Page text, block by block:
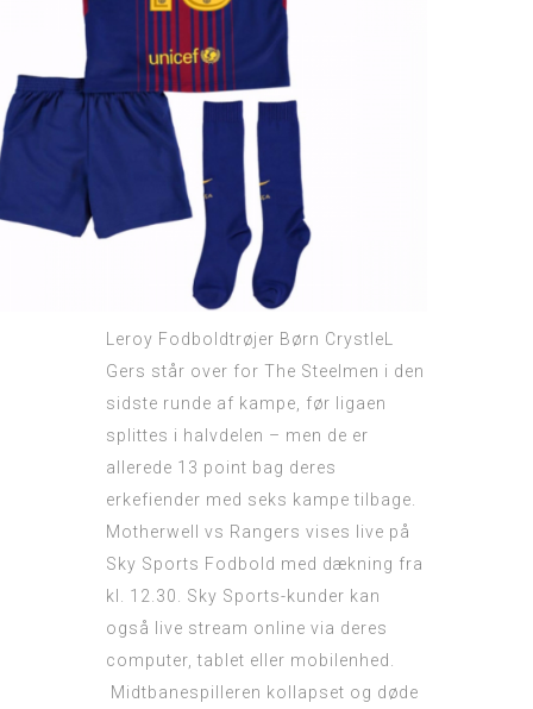
Leroy Fodboldtrøjer Børn CrystleL
Gers står over for The Steelmen i den
sidste runde af kampe, før ligaen
splittes i halvdelen – men de er
allerede 13 point bag deres
erkefiender med seks kampe tilbage.
Motherwell vs Rangers vises live på
Sky Sports Fodbold med dækning fra
kl. 12.30. Sky Sports-kunder kan
også live stream online via deres
computer, tablet eller mobilenhed.
Midtbanespilleren kollapset og døde